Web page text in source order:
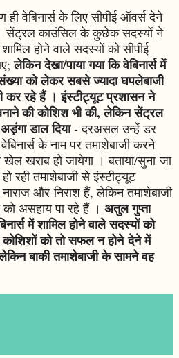
वेबिनार्स के लिए सीपीई ऑवर्स देने
। सेंट्रल काउंसिल के कुछेक सदस्यों ने
होने वाले सदस्यों को सीपीई
लेकिन देखा/पाया गया कि वेबिनार्स में
को लेकर सबसे ज्यादा घपलेबाजी
रहे हैं । इंस्टीट्यूट प्रशासन ने
की कोशिश भी की, लेकिन सेंट्रल
डाल दिया -दरअसल उन्हें डर
के नाम पर तमाशेबाजी करने
खराब हो जायेगा । बताया/सुना जा
रही तमाशेबाजी से इंस्टीट्यूट
और निराश हैं, लेकिन तमाशेबाजी
असहाय पा रहे हैं । अतुल गुप्ता
में शामिल होने वाले सदस्यों को
कोशिशों को तो सफल न होने देने में
बाकी तमाशेबाजी के सामने वह